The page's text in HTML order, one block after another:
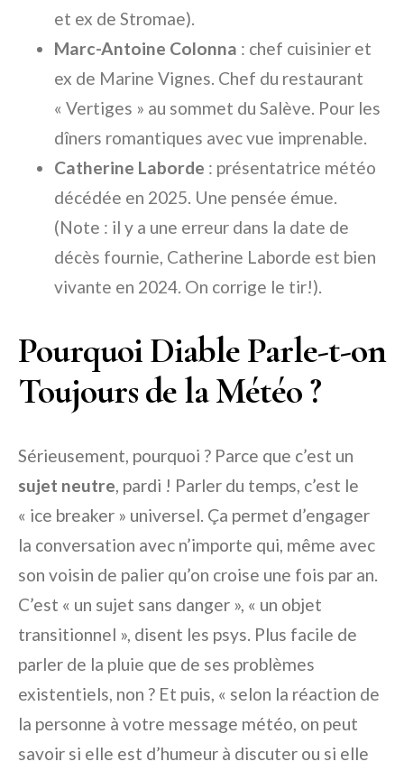
et ex de Stromae).
Marc-Antoine Colonna : chef cuisinier et
ex de Marine Vignes. Chef du restaurant
« Vertiges » au sommet du Salève. Pour les
dîners romantiques avec vue imprenable.
Catherine Laborde : présentatrice météo
décédée en 2025. Une pensée émue.
(Note : il y a une erreur dans la date de
décès fournie, Catherine Laborde est bien
vivante en 2024. On corrige le tir!).
Pourquoi Diable Parle-t-on
Toujours de la Météo ?
Sérieusement, pourquoi ? Parce que c’est un
sujet neutre , pardi ! Parler du temps, c’est le
« ice breaker » universel. Ça permet d’engager
la conversation avec n’importe qui, même avec
son voisin de palier qu’on croise une fois par an.
C’est « un sujet sans danger », « un objet
transitionnel », disent les psys. Plus facile de
parler de la pluie que de ses problèmes
existentiels, non ? Et puis, « selon la réaction de
la personne à votre message météo, on peut
savoir si elle est d’humeur à discuter ou si elle